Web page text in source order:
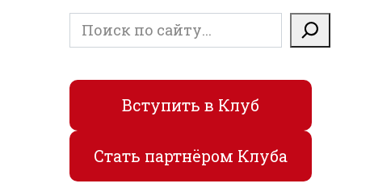
Поиск
Вступить в Клуб
Стать партнёром Клуба